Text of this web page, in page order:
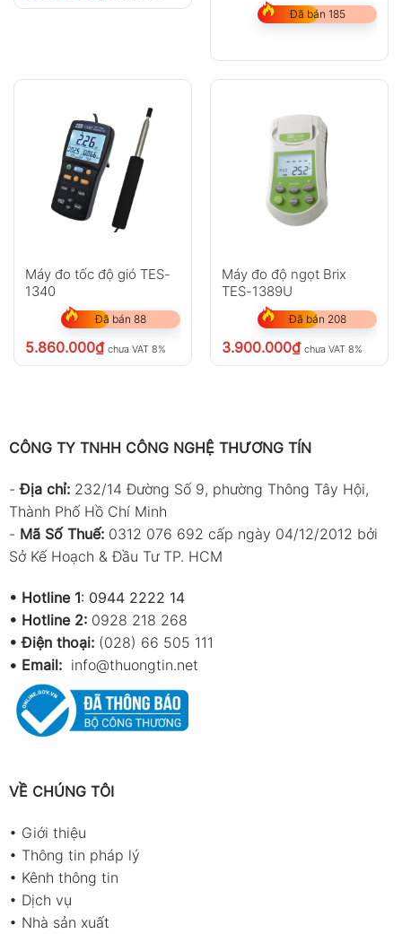
Đã bán 185
Máy đo tốc độ gió TES-
1340
Đã bán 88
5.860.000₫ chưa VAT 8%
Máy đo độ ngọt Brix
TES-1389U
Đã bán 208
3.900.000₫ chưa VAT 8%
CÔNG TY TNHH CÔNG NGHỆ THƯƠNG TÍN
-Địa chỉ: 232/14 Đường Số 9, phường Thông Tây Hội,
Thành Phố Hồ Chí Minh
- Mã Số Thuế: 0312 076 692 cấp ngày 04/12/2012 bởi
Sở Kế Hoạch & Đầu Tư TP. HCM
• Hotline 1: 0944 2222 14
• Hotline 2: 0928 218 268
• Điện thoại: (028) 66 505 111
• Email: info@thuongtin.net
VỀ CHÚNG TÔI
• Giới thiệu
• Thông tin pháp lý
• Kênh thông tin
• Dịch vụ
• Nhà sản xuất